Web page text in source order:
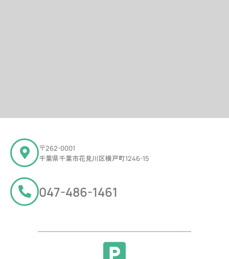
〒262-0001
千葉県千葉市花見川区横戸町1246-15
047-486-1461